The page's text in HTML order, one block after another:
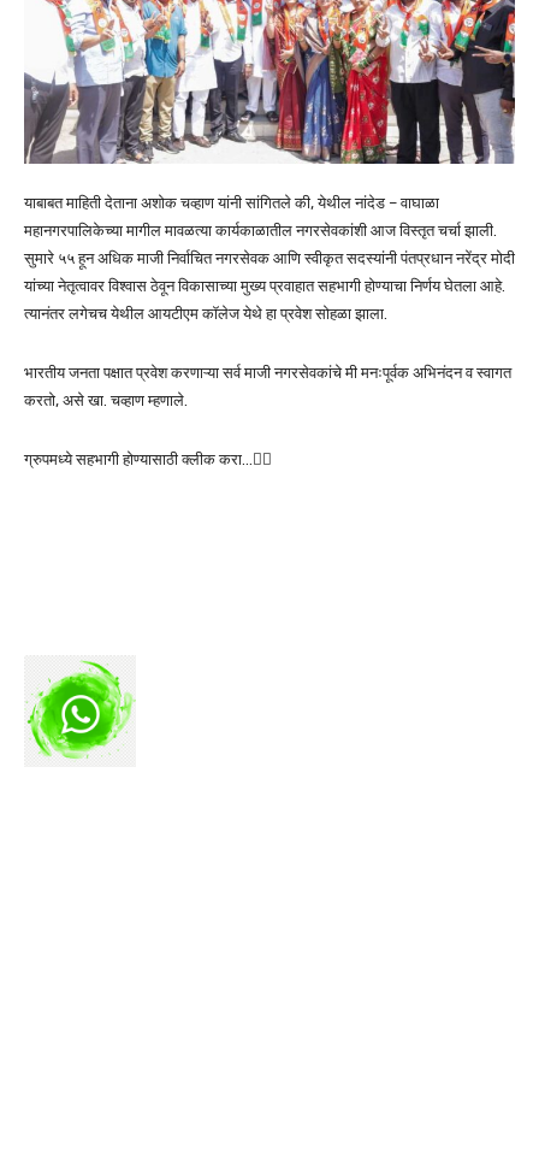
याबाबत माहिती देताना अशोक चव्हाण यांनी सांगितले की, येथील नांदेड – वाघाळा
महानगरपालिकेच्या मागील मावळत्या कार्यकाळातील नगरसेवकांशी आज विस्तृत चर्चा झाली.
सुमारे ५५ हून अधिक माजी निर्वाचित नगरसेवक आणि स्वीकृत सदस्यांनी पंतप्रधान नरेंद्र मोदी
यांच्या नेतृत्वावर विश्वास ठेवून विकासाच्या मुख्य प्रवाहात सहभागी होण्याचा निर्णय घेतला आहे.
त्यानंतर लगेचच येथील आयटीएम कॉलेज येथे हा प्रवेश सोहळा झाला.
भारतीय जनता पक्षात प्रवेश करणाऱ्या सर्व माजी नगरसेवकांचे मी मनःपूर्वक अभिनंदन व स्वागत
करतो, असे खा. चव्हाण म्हणाले.
ग्रुपमध्ये सहभागी होण्यासाठी क्लीक करा…👆🏻